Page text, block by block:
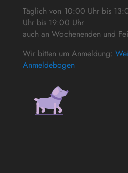
Täglich von 10:00 Uhr bis
Uhr bis 19:00 Uhr
auch an Wochenenden und
Wir bitten um Anmeldung:
Anmeldebogen